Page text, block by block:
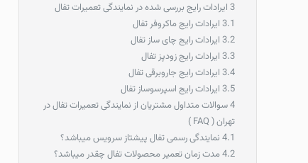
3 ایرادات رایج بررسی شده در نمایندگی تعمیرات تفال
3.1 ایرادات رایج ماکروفر تفال
3.2 ایرادات رایج چای ساز تفال
3.3 ایرادات رایج زودپز تفال
3.4 ایرادات رایج جاروبرقی تفال
3.5 ایرادات رایج اسپرسوساز تفال
4سوالات متداول مشتریان از نمایندگی تعمیرات تفال در
تهران ( FAQ )
4.1 نمایندگی رسمی تفال پیشتاز سرویس میباشد؟
4.2مدت زمان تعمیر محصولات تفال چقدر میباشد؟